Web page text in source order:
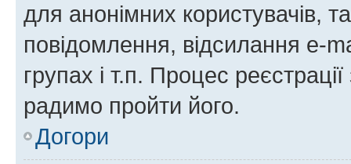
для анонімних користувачів,
повідомлення, відсилання e-
групах і т.п. Процес
радимо пройти його.
Догори